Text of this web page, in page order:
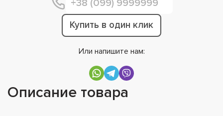
Купить в один клик
Или напишите нам:
Описание товара